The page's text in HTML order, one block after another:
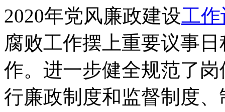
2020年党风廉政建设工
腐败工作摆上重要议事
作。进一步健全规范了
行廉政制度和监督制度